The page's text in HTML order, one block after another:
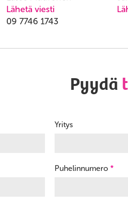
Lähetä viesti
09 7746 1743
Pyydä
Yritys
Puhelinnumero *